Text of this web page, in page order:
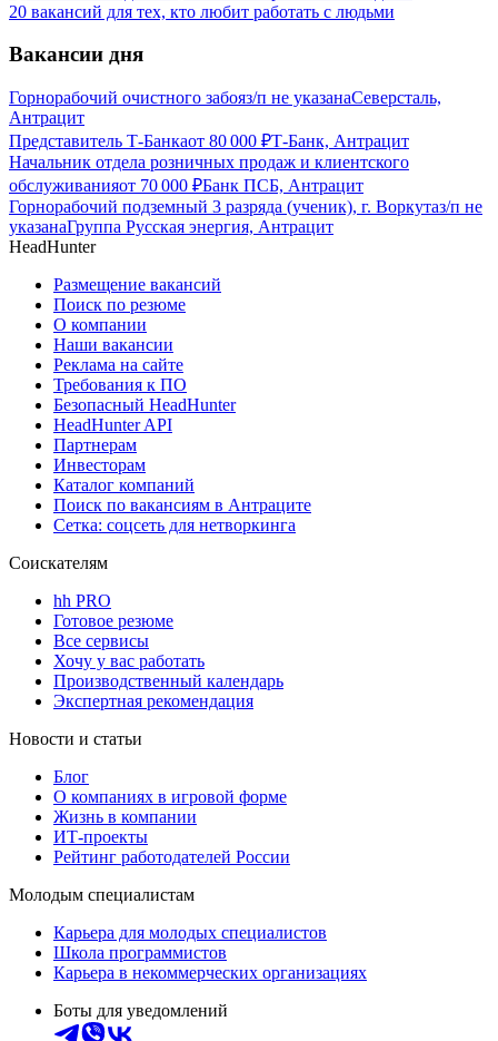
20 вакансий для тех, кто любит работать с людьми
Вакансии дня
Горнорабочий очистного забояз/п не указанаСеверсталь,
Антрацит
Представитель Т-Банкаот 80 000 ₽Т-Банк, Антрацит
Начальник отдела розничных продаж и клиентского
обслуживанияот 70 000 ₽Банк ПСБ, Антрацит
Горнорабочий подземный 3 разряда (ученик), г. Воркутаз/п не
указанаГруппа Русская энергия, Антрацит
HeadHunter
Размещение вакансий
Поиск по резюме
О компании
Наши вакансии
Реклама на сайте
Требования к ПО
Безопасный HeadHunter
HeadHunter API
Партнерам
Инвесторам
Каталог компаний
Поиск по вакансиям в Антраците
Сетка: соцсеть для нетворкинга
Соискателям
hh PRO
Готовое резюме
Все сервисы
Хочу у вас работать
Производственный календарь
Экспертная рекомендация
Новости и статьи
Блог
О компаниях в игровой форме
Жизнь в компании
ИТ-проекты
Рейтинг работодателей России
Молодым специалистам
Карьера для молодых специалистов
Школа программистов
Карьера в некоммерческих организациях
Боты для уведомлений